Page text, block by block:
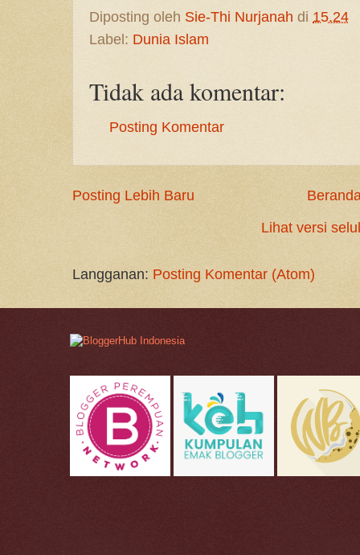
Diposting oleh Sie-Thi Nurjanah di 15.24
Label: Dunia Islam
Tidak ada komentar:
Posting Komentar
Posting Lebih Baru
Lihat versi
Langganan: Posting Komentar (Atom)